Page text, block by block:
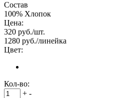
Состав
100% Хлопок
Цена:
320 руб./шт.
1280 руб./линейка
Цвет:
Кол-во:
+ -